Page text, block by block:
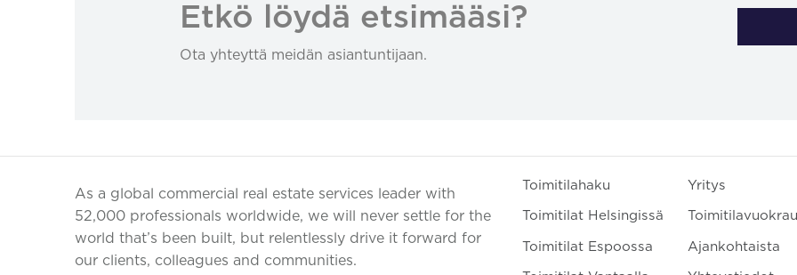
Etkö löydä etsimääsi?
Ota yhteyttä meidän asiantuntijaan.
As a global commercial real estate services leader with
52,000 professionals worldwide, we will never settle for the
world that’s been built, but relentlessly drive it forward for
our clients, colleagues and communities.
Toimitilahaku
Toimitilat Helsingissä
Toimitilat Espoossa
Yritys
Ajankohtaista